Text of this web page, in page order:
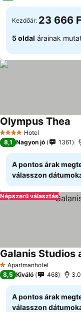
Kezdőár: 23 666
5 oldal árainak
4 KategóriaHotel
Olympus Thea
8,1 Nagyon jó 1361
A pontos árak
válasszon
Népszerű választás
1 Kategória
Apartmanhotel
Galanis
8,5 Kiváló 468
A pontos árak
válasszon